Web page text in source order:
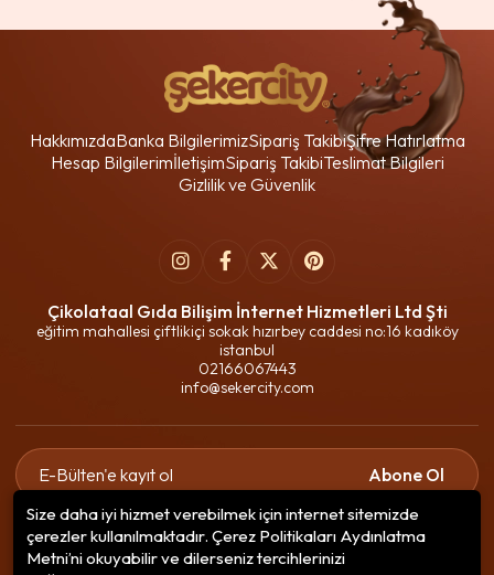
HakkımızdaBanka BilgilerimizSipariş TakibiŞifre Hatırlatma
Hesap BilgilerimİletişimSipariş TakibiTeslimat Bilgileri
Gizlilik ve Güvenlik
Çikolataal Gıda Bilişim İnternet Hizmetleri Ltd Şti
eğitim mahallesi çiftlikiçi sokak hızırbey caddesi no:16 kadıköy
istanbul
02166067443
info@sekercity.com
Abone Ol
Gizlilik politikasınıokudum ve elektronik posta almayı kabul
ediyorum.
Size daha iyi hizmet verebilmek için internet sitemizde
çerezler kullanılmaktadır. Çerez Politikaları Aydınlatma
Metni’ni okuyabilir ve dilerseniz tercihlerinizi